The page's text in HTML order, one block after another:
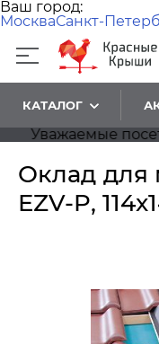
Ваш город:
МоскваСанкт-
КАТАЛОГ
Уважаемые
Оклад для
EZV-P,